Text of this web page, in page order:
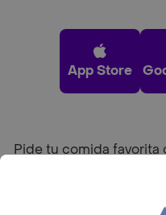
App Store
Pide tu comida favorita